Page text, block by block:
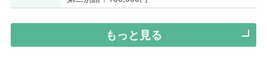
もっと見る